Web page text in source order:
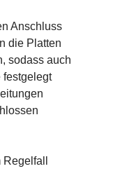
Anschluss
die Platten
sodass auch
festgelegt